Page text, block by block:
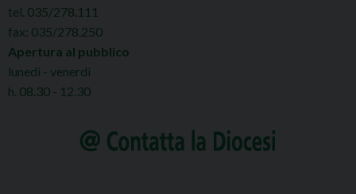
tel. 035/278.111
fax: 035/278.250
Apertura al pubblico
lunedì - venerdì
h. 08.30 - 12.30